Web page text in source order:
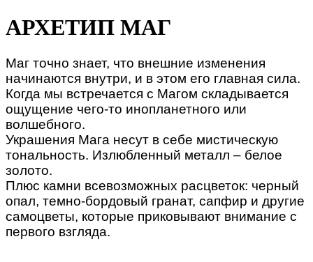
АРХЕТИП МАГ
Маг точно знает, что внешние изменения
начинаются внутри, и в этом его главная сила.
Когда мы встречается с Магом складывается
ощущение чего-то инопланетного или
волшебного.
Украшения Мага несут в себе мистическую
тональность. Излюбленный металл – белое
золото.
Плюс камни всевозможных расцветок: черный
опал, темно-бордовый гранат, сапфир и другие
самоцветы, которые приковывают внимание с
первого взгляда.